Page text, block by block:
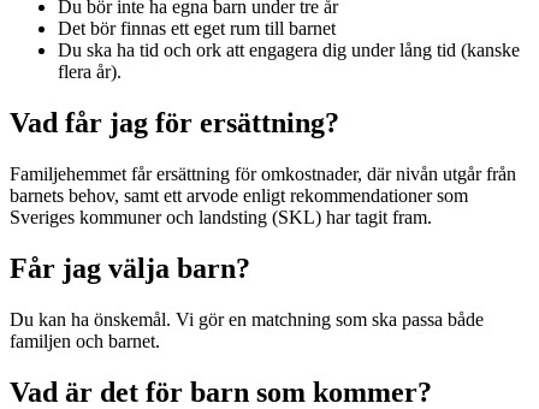
Du bör inte ha egna barn under tre år
Det bör finnas ett eget rum till barnet
Du ska ha tid och ork att engagera dig under lång tid (kanske
flera år).
Vad får jag för ersättning?
Familjehemmet får ersättning för omkostnader, där nivån utgår från
barnets behov, samt ett arvode enligt rekommendationer som
Sveriges kommuner och landsting (SKL) har tagit fram.
Får jag välja barn?
Du kan ha önskemål. Vi gör en matchning som ska passa både
familjen och barnet.
Vad är det för barn som kommer?